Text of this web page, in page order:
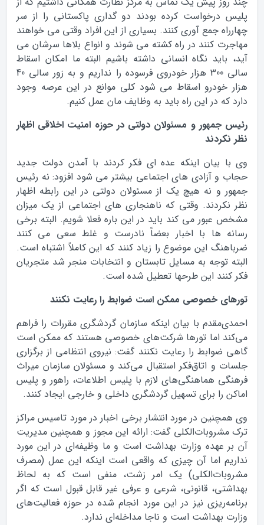
پلیس درخواست کرده بودند دو گداری پاکستانی را از سر
چهارراه جمع آوری کنند. بسیاری از این افراد وقتی می خواهند
مهاجرت کنند در راه کشته می شوند و انواع بلاها سرشان می
آید، باید نگاه انسانی داشته باشیم البته ما امکان اسقاط
سالی 300 هزار خودروی فرسوده را نداریم و به زور سالی 40
هزار خودرو اسقاط می شود کلی موانع در این عرصه وجود
دارد که در این راه باید به وظایف مان عمل کنیم.
رئیس جمهور و مسئولان دولتی در حوزه امنیت اخلاقی اظهار
نظر نکردند
وی با بیان اینکه عده ای فکر کردند با آمدن دولت جدید
حجاب و آزادی های اجتماعی بیشتر می شود افزود: نه رئیس
جمهور و نه هیچ یک از مسئولان دولتی در این رابطه اظهار
نظر نکردند. وقتی که ناهنجاری های اجتماعی از یک میزان
مشخص عبور می کند باید در این باره فعلا شویم. البته برخی
رسانه ها با اخبار بعضاً نادرست و غلط سعی می کنند
ضرباهنگ این موضوع را زیاد کنند که این کاملاً اشتباه است.
البته توجه به مسایل تابستان و انتخابات منجر شد متجریان
فکر کنند این طرحها تعطیل شده است.
تورهاي خصوصي ممکن است ضوابط را رعايت نکنند
احمدی‌مقدم با بیان اینکه سازمان گردشگری مقررات را فراهم
می‌کند اما تورها شرکت‌های خصوصی هستند که ممکن است
گاهی ضوابط را رعایت نکنند گفت: نیروی انتظامی از برگزاری
جلسات و اتاق‌فکر استقبال می‌کند و مسئولان سازمان میراث
فرهنگی هماهنگی‌های لازم با پلیس اطلاعات، راهور و پلیس
اماکن را برای تسهیل گردشگری داخلی و خارجی ایجاد کنند.
وی همچنین در مورد انتشار برخی اخبار در مورد تاسیس مراکز
ترک مشروبات‌الکلی گفت: ارائه این مجوز و همچنین مدیریت
آن بر عهده وزارت بهداشت است و ما وظیفه‌ای در این مورد
نداریم اما آن چیزی که واقعی است اینکه این عمل (مصرف
مشروبات‌الکلی) یک امر زشت، منفی است که به لحاظ
بهداشتی، قانونی، شرعی و عرفی غیر قابل قبول است که اگر
برنامه‌ریزی نیز در این مورد انجام شده در حوزه فعالیت‌های
وزارت بهداشت است و ناجا مداخله‌ای ندارد.